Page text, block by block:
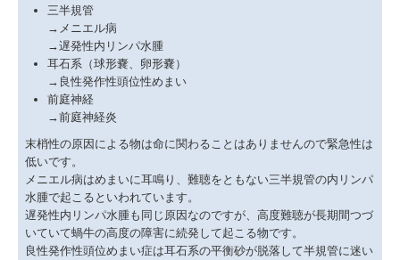
三半規管
→メニエル病
→遅発性内リンパ水腫
耳石系（球形嚢、卵形嚢）
→良性発作性頭位性めまい
前庭神経
→前庭神経炎
末梢性の原因による物は命に関わることはありませんので緊急性は
低いです。
メニエル病はめまいに耳鳴り、難聴をともない三半規管の内リンパ
水腫で起こるといわれています。
遅発性内リンパ水腫も同じ原因なのですが、高度難聴が長期間つづ
いていて蝸牛の高度の障害に続発して起こる物です。
良性発作性頭位めまい症は耳石系の平衡砂が脱落して半規管に迷い